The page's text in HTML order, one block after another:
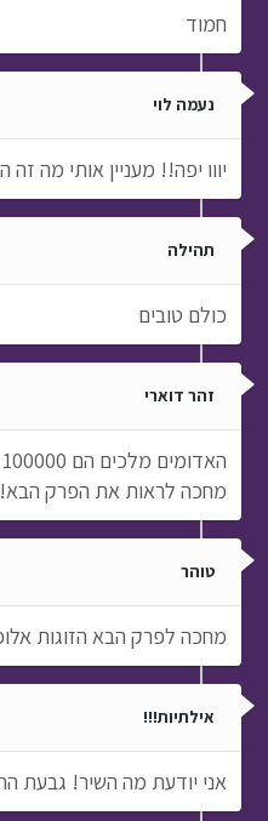
חמוד
נעמה לוי
יווו יפה!! מעניין אותי מה
תהילה
כולם טובים
זהר דוארי
מחכה לראות את הפרק
טוהר
מחכה לפרק הבא הזוגות
אילתיות!!!
אני יודעת מה השיר! גבעת